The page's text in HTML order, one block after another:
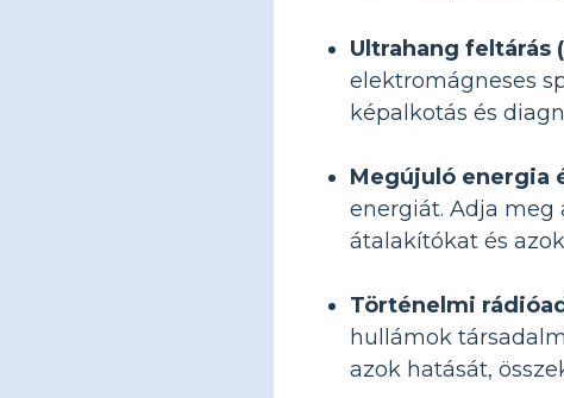
Ultrahang feltárás
elektromágneses
képalkotás és
Megújuló energia
energiát. Adja
átalakítókat és
Történelmi
hullámok
azok hatását,